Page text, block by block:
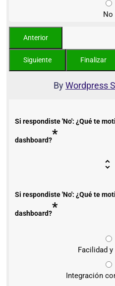
No
ByWordpress
Si respondiste 'No': ¿Qué te
dashboard?*
Si respondiste 'No': ¿Qué te
dashboard?*
Facilidad y
Integración